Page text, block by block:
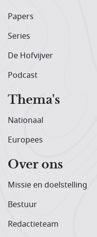
Papers
Series
De Hofvijver
Podcast
Thema's
Nationaal
Europees
Over ons
Missie en doelstelling
Bestuur
Redactieteam